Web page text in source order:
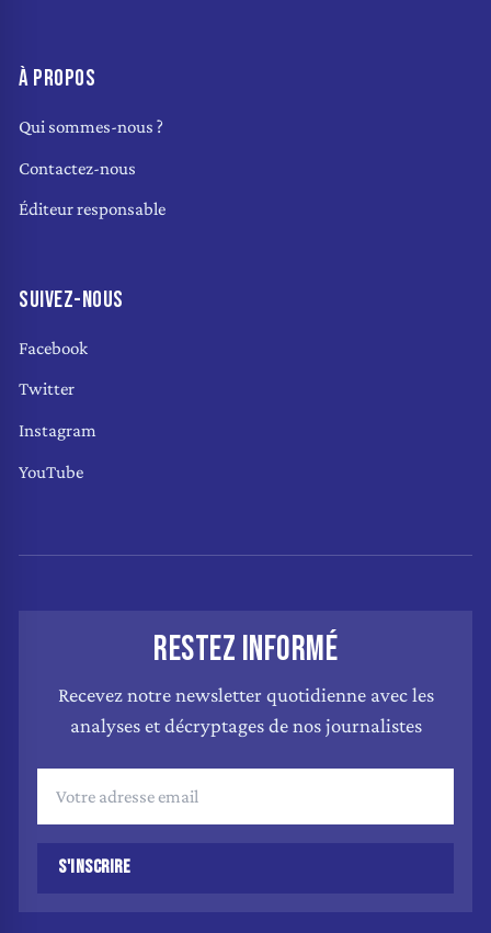
À PROPOS
Qui sommes-nous ?
Contactez-nous
Éditeur responsable
SUIVEZ-NOUS
Facebook
Twitter
Instagram
YouTube
RESTEZ INFORMÉ
Recevez notre newsletter quotidienne avec les
analyses et décryptages de nos journalistes
S'INSCRIRE